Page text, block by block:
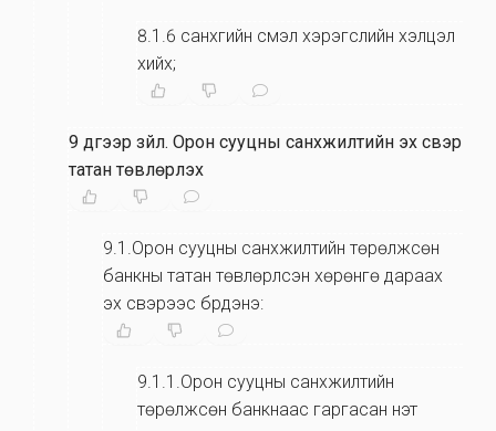
8.1.6 санхүүгийн үүсмэл хэрэгслийн хэлцэл
хийх;
9 дүгээр зүйл. Орон сууцны санхүүжилтийн эх үүсвэр
татан төвлөрүүлэх
9.1.Орон сууцны санхүүжилтийн төрөлжсөн
банкны татан төвлөрүүлсэн хөрөнгө дараах
эх үүсвэрээс бүрдэнэ:
9.1.1.Орон сууцны санхүүжилтийн
төрөлжсөн банкнаас гаргасан үнэт